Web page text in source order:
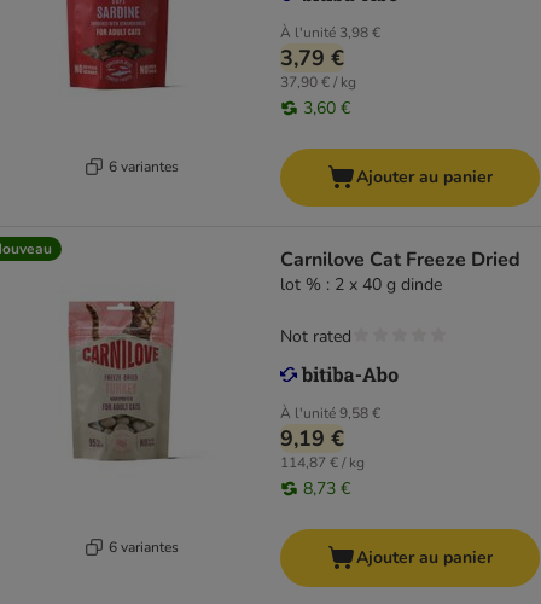
6 variantes
À l'unité 3,98 €
3,79 €
37,90 € / kg
3,60 €
Ajouter au panier
6 variantes
Carnilove Cat Freeze Dried
lot % : 2 x 40 g dinde
À l'unité9,58 €
9,19 €
114,87 € / kg
8,73 €
Not rated
Ajouter au panier